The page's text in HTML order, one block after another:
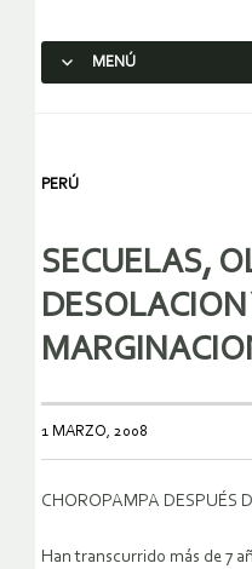
MENÚ
PERÚ
SECUELAS,
DESOLACION
1 MARZO, 2008
CHOROPAMPA DESPUÉS
Han transcurrido más de 7